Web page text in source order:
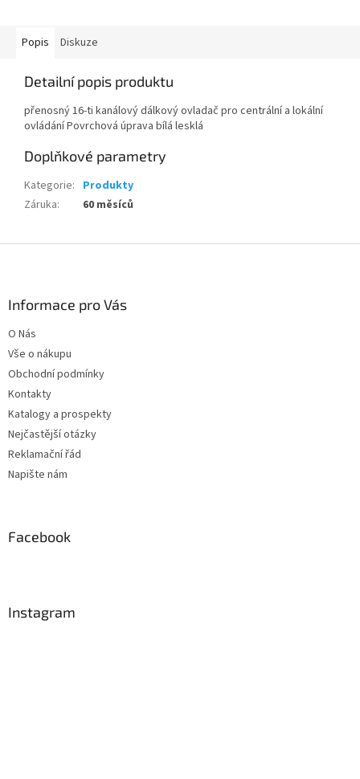
Popis Diskuze
Detailní popis produktu
přenosný 16-ti kanálový dálkový ovladač pro centrální a lokální
ovládání Povrchová úprava bílá lesklá
Doplňkové parametry
Kategorie: Produkty
Záruka: 60 měsíců
Informace pro Vás
O Nás
Vše o nákupu
Obchodní podmínky
Kontakty
Katalogy a prospekty
Nejčastější otázky
Reklamační řád
Napište nám
Facebook
Instagram